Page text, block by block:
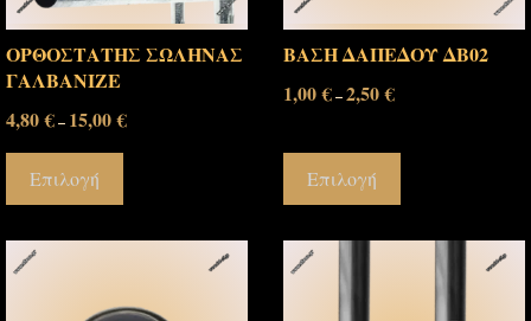
ΟΡΘΟΣΤΑΤΗΣ ΣΩΛΗΝΑΣ
ΓΑΛΒΑΝΙΖΕ
4,80€– 15,00€
Επιλογή
ΒΑΣΗ ΔΑΠΕΔΟΥ ΔΒ02
1,00€–2,50€
Επιλογή